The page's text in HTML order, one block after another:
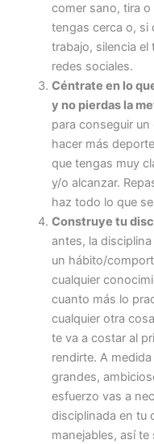
comer sano, tira o
tengas cerca o, si
trabajo, silencia
redes sociales.
Céntrate en lo
y no pierdas la
para conseguir
hacer más
que tengas muy
y/o alcanzar.
haz todo lo que
Construye tu
antes, la
un hábito/
cualquier
cuanto más lo
cualquier otra
te va a costar al
rendirte. A
grandes,
esfuerzo vas a
disciplinada en tu
manejables, así